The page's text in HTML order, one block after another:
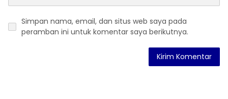
Simpan nama, email, dan situs web saya pada
peramban ini untuk komentar saya berikutnya.